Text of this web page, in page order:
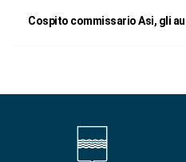
Cospito commissario Asi, gli